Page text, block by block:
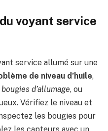
voyant service
service allumé sur une
de niveau d’huile,
d’allumage, ou
Vérifiez le niveau et
les bougies pour